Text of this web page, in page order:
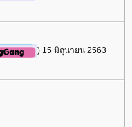
) 15 มิถุนายน 2563